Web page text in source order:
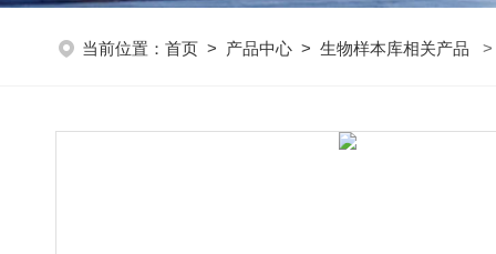
当前位置： 首页 > 产品中心 > 生物样本库相关产品